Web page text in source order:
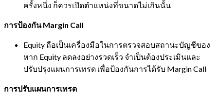
ครั้งหนึ่ง ก็ควรเปิดตำแหน่งที่ขนาดไม่เกินนั้น
การป้องกัน Margin Call
Equity ถือเป็นเครื่องมือในการตรวจสอบสถานะบัญชีของ
หาก Equity ลดลงอย่างรวดเร็ว จำเป็นต้องประเมินและ
ปรับปรุงแผนการเทรด เพื่อป้องกันการได้รับ Margin Call
การปรับแผนการเทรด